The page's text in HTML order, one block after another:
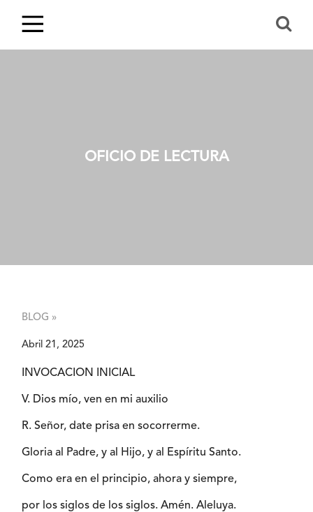
OFICIO DE LECTURA
BLOG »
Abril 21, 2025
INVOCACION INICIAL
V. Dios mío, ven en mi auxilio
R. Señor, date prisa en socorrerme.
Gloria al Padre, y al Hijo, y al Espíritu Santo.
Como era en el principio, ahora y siempre,
por los siglos de los siglos. Amén. Aleluya.